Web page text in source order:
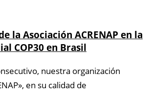
la Asociación ACRENAP en la
COP30 en Brasil
nuestra organización
en su calidad de